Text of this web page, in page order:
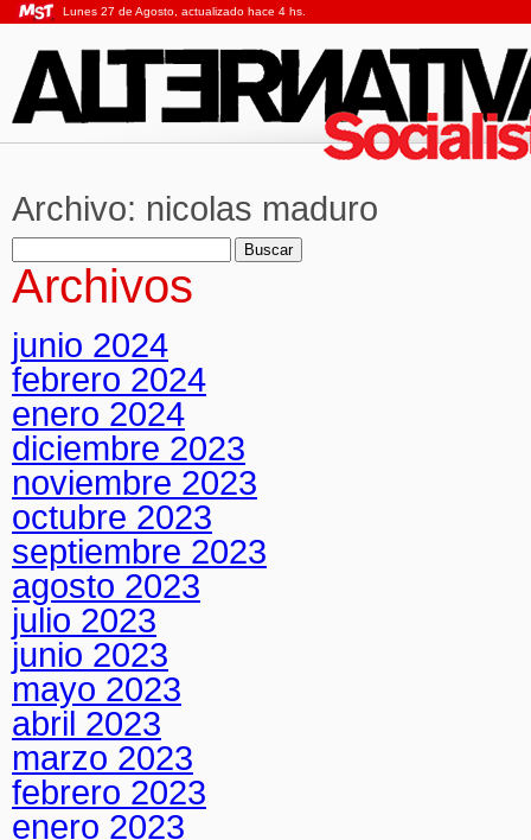
Lunes 27 de Agosto, actualizado hace 4 hs.
Archivo: nicolas maduro
Buscar:
Archivos
junio 2024
febrero 2024
enero 2024
diciembre 2023
noviembre 2023
octubre 2023
septiembre 2023
agosto 2023
julio 2023
junio 2023
mayo 2023
abril 2023
marzo 2023
febrero 2023
enero 2023